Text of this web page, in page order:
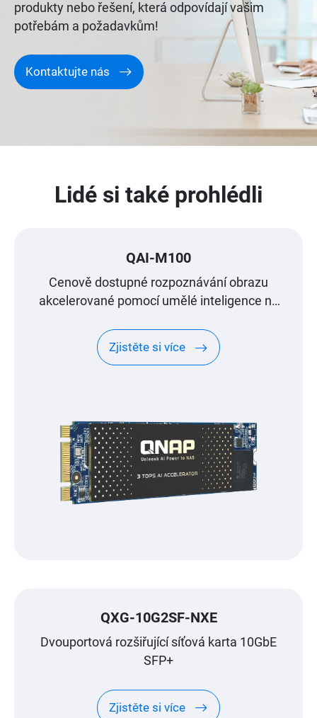
produkty nebo řešení, která odpovídají vašim
potřebám a požadavkům!
Kontaktujte nás
Lidé si také prohlédli
QAI-M100
Cenově dostupné rozpoznávání obrazu
akcelerované pomocí umělé inteligence na
Zjistěte si více
QXG-10G2SF-NXE
Dvouportová rozšiřující síťová karta 10GbE
SFP+
Zjistěte si více